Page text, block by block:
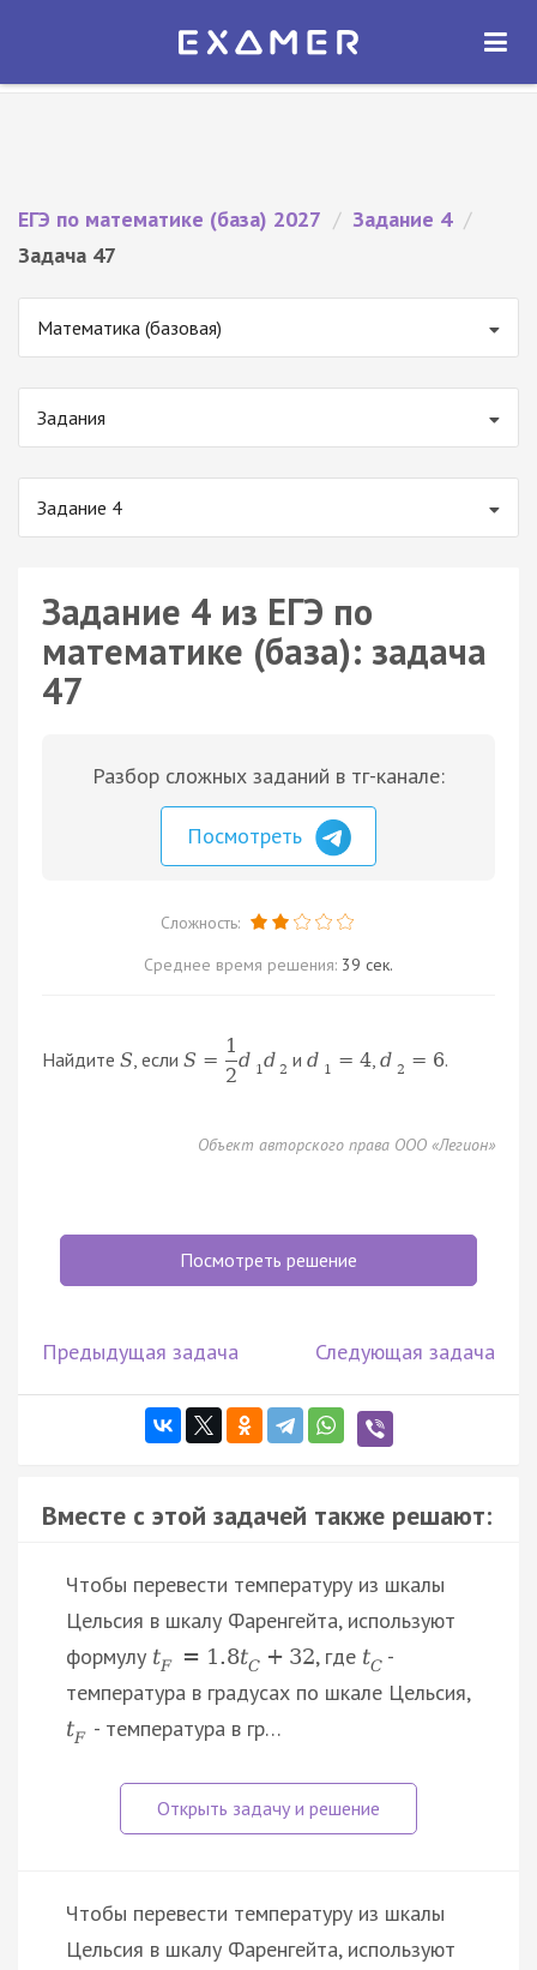
Экзамер — ЕГЭ 2027
ОТКРЫТЬ
ЕГЭ по математике (база) 2027 / Задание 4 /
Задача 47
Математика (базовая)
Задания
Задание 4
Задание 4 из ЕГЭ по
математике (база): задача
47
Разбор сложных заданий в тг-канале:
Посмотреть
Сложность:
Среднее время решения: 39 сек.
Найдите S , если S =
1
2
d 1 d 2 иd 1 = 4 ,d 2 = 6.
Объект авторского права ООО «Легион»
Посмотреть решение
Предыдущая задача Следующая задача
Вместе с этой задачей также решают:
Чтобы перевести температуру из шкалы
Цельсия в шкалу Фаренгейта, используют
формулу tF = 1.8tC + 32, где tC-
температура в градусах по шкале Цельсия,
tF - температура в гр…
Чтобы перевести температуру из шкалы
Цельсия в шкалу Фаренгейта, используют